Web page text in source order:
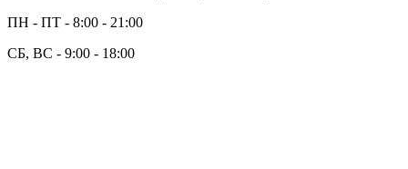
ПН - ПТ - 8:00 - 21:00
СБ, ВС - 9:00 - 18:00